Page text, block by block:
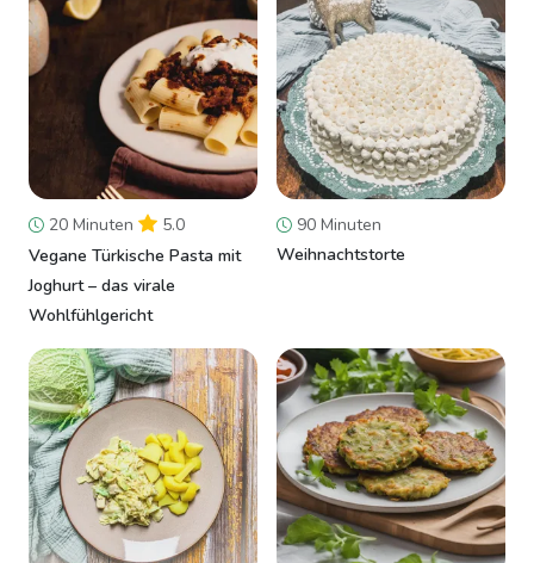
20 Minuten
5.0
Vegane Türkische Pasta mit
Joghurt – das virale
Wohlfühlgericht
90 Minuten
Weihnachtstorte